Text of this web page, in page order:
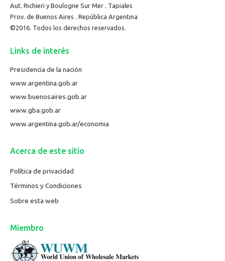
Aut. Richieri y Boulogne Sur Mer . Tapiales
Prov. de Buenos Aires . República Argentina
©2016. Todos los derechos reservados.
Links de interés
Presidencia de la nación
www.argentina.gob.ar
www.buenosaires.gob.ar
www.gba.gob.ar
www.argentina.gob.ar/economia
Acerca de este sitio
Política de privacidad
Términos y Condiciones
Sobre esta web
Miembro